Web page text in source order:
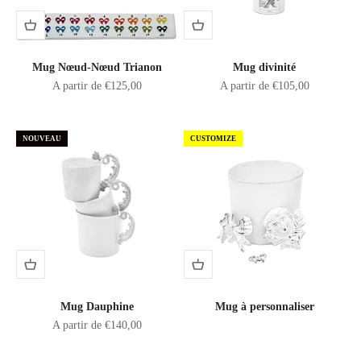
Mug Nœud-Nœud Trianon
Prix de vente
A partir de €125,00
Mug divinité
Prix de vente
A partir de €105,00
NOUVEAU
Mug Dauphine
Prix de vente
A partir de €140,00
CUSTOMIZE
Mug à personnaliser